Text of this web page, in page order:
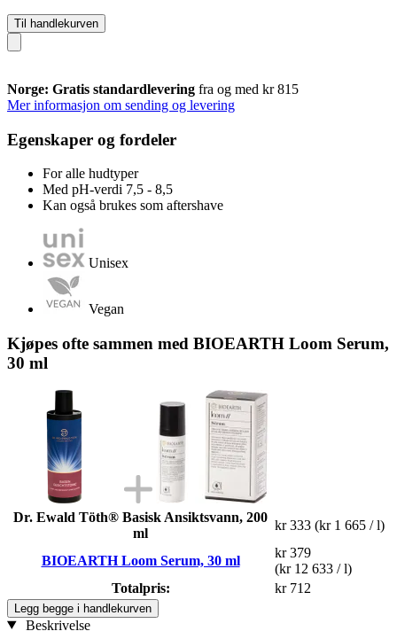
Til handlekurven
Norge: Gratis standardlevering fra og med kr 815
Mer informasjon om sending og levering
Egenskaper og fordeler
For alle hudtyper
Med pH-verdi 7,5 - 8,5
Kan også brukes som aftershave
Unisex
Vegan
Kjøpes ofte sammen med BIOEARTH Loom Serum,
30 ml
Dr. Ewald Töth® Basisk Ansiktsvann, 200
ml
kr 333 (kr 1 665 / l)
BIOEARTH Loom Serum, 30 ml
kr 379
(kr 12 633 / l)
Totalpris:
kr 712
Legg begge i handlekurven
Beskrivelse